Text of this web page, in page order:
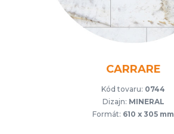
CARRARE
Kód tovaru: 0744
Dizajn: MINERAL
Formát: 610 x 305 mm